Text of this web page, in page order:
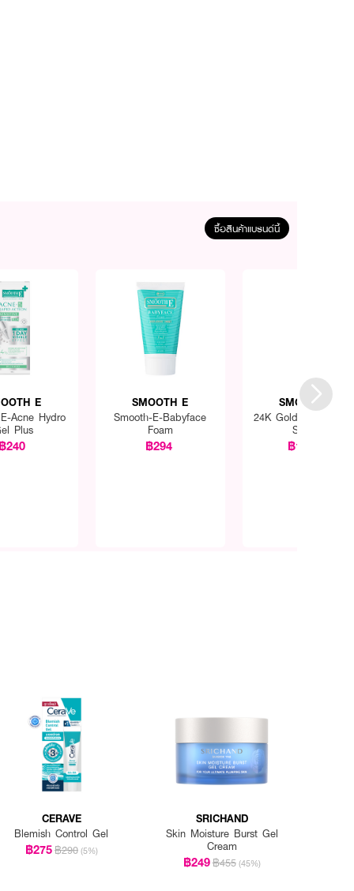
ซื้อสินค้าแบรนด์นี้
E
Acne Hydro
Plus
฿240
SMOOTH E
Smooth-E-Babyface
Foam
฿294
SMOOTH E
24K Gold Hydro
Serum
฿1,050
CERAVE
Blemish Control Gel
฿275฿290 (5%)
SRICHAND
Skin Moisture Burst Gel
Cream
฿249฿455 (45%)